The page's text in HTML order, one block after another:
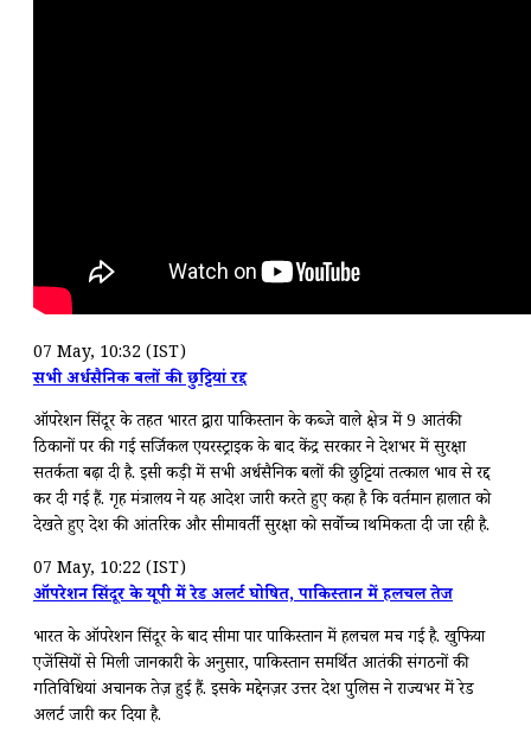
07 May, 10:32 (IST)
सभी अर्धसैनिक बलों की छुट्टियां रद्द
ऑपरेशन सिंदूर के तहत भारत द्वारा पाकिस्तान के कब्जे वाले क्षेत्र में 9 आतंकी
ठिकानों पर की गई सर्जिकल एयरस्ट्राइक के बाद केंद्र सरकार ने देशभर में सुरक्षा
सतर्कता बढ़ा दी है. इसी कड़ी में सभी अर्धसैनिक बलों की छुट्टियां तत्काल प्रभाव से रद्द
कर दी गई हैं. गृह मंत्रालय ने यह आदेश जारी करते हुए कहा है कि वर्तमान हालात को
देखते हुए देश की आंतरिक और सीमावर्ती सुरक्षा को सर्वोच्च प्राथमिकता दी जा रही है.
07 May, 10:22 (IST)
ऑपरेशन सिंदूर के यूपी में रेड अलर्ट घोषित, पाकिस्तान में हलचल तेज
भारत के ऑपरेशन सिंदूर के बाद सीमा पार पाकिस्तान में हलचल मच गई है. खुफिया
एजेंसियों से मिली जानकारी के अनुसार, पाकिस्तान समर्थित आतंकी संगठनों की
गतिविधियां अचानक तेज़ हुई हैं. इसके मद्देनज़र उत्तर प्रदेश पुलिस ने राज्यभर में रेड
अलर्ट जारी कर दिया है.